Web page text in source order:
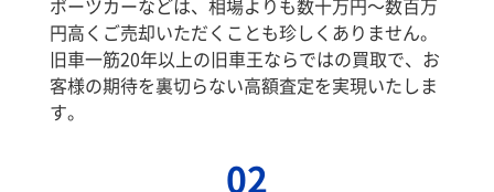
ポーツカーなどは、相場よりも数十万円～数百万
円高くご売却いただくことも珍しくありません。
旧車一筋20年以上の旧車王ならではの買取で、お
客様の期待を裏切らない高額査定を実現いたしま
す。
02